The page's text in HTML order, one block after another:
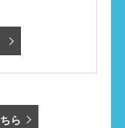
ら